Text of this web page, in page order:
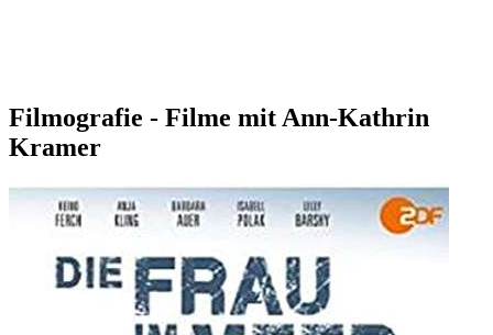
Filmografie - Filme mit Ann-Kathrin
Kramer